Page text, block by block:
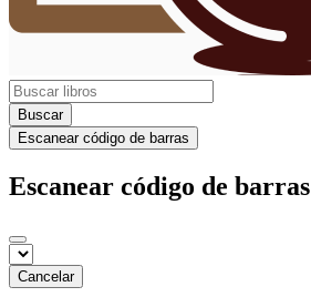
Buscar
Escanear código de barras
Escanear código de barras
Cancelar